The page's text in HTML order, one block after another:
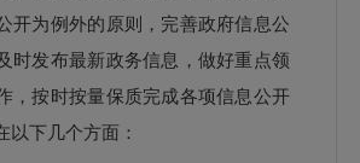
开为例外的原则，完善政府信息公
时发布最新政务信息，做好重点领
，按时按量保质完成各项信息公开
以下几个方面：